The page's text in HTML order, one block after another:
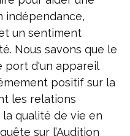
indépendance,
un sentiment
Nous savons que le
port d'un appareil
positif sur la
les relations
la qualité de vie en
sur l’Audition